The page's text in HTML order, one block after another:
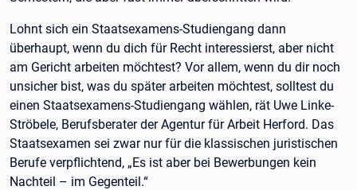
Lohnt sich ein Staatsexamens-Studiengang dann
überhaupt, wenn du dich für Recht interessierst, aber nicht
am Gericht arbeiten möchtest? Vor allem, wenn du dir noch
unsicher bist, was du später arbeiten möchtest, solltest du
einen Staatsexamens-Studiengang wählen, rät Uwe Linke-
Ströbele, Berufsberater der Agentur für Arbeit Herford. Das
Staatsexamen sei zwar nur für die klassischen juristischen
Berufe verpflichtend, „Es ist aber bei Bewerbungen kein
Nachteil – im Gegenteil.“